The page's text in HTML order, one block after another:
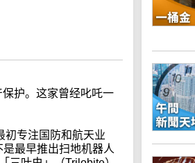
护。这家曾经叱吒一
初专注国防和航天业
最早推出扫地机器人